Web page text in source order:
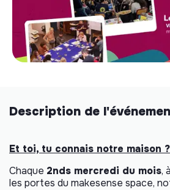
Description de
Et toi, tu connais notre maison ?
Chaque 2nds mercredi du mois, à
les portes du makesense space,